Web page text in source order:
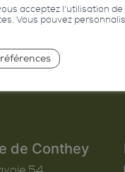
de Conthey
acceptez l'utilisation
Vous pouvez